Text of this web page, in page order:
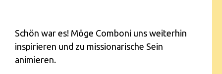
Schön war es! Möge Comboni uns weiterhin
inspirieren und zu missionarische Sein
animieren.